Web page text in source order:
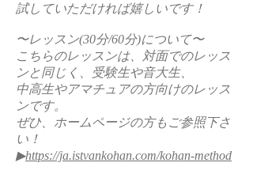
試していただければ嬉しいです！
〜レッスン(30分/60分)について〜
こちらのレッスンは、対面でのレッス
ンと同じく、受験生や音大生、
中高生やアマチュアの方向けのレッス
ンです。
ぜひ、ホームページの方もご参照下さ
い！
▶︎https://ja.istvankohan.com/kohan-method